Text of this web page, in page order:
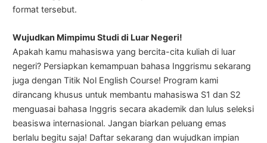
format tersebut.
Wujudkan Mimpimu Studi di Luar Negeri!
Apakah kamu mahasiswa yang bercita-cita kuliah di luar
negeri? Persiapkan kemampuan bahasa Inggrismu sekarang
juga dengan Titik Nol English Course! Program kami
dirancang khusus untuk membantu mahasiswa S1 dan S2
menguasai bahasa Inggris secara akademik dan lulus seleksi
beasiswa internasional. Jangan biarkan peluang emas
berlalu begitu saja! Daftar sekarang dan wujudkan impian